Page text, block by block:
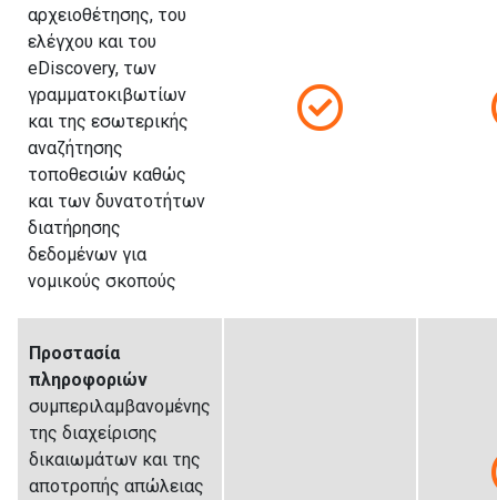
αρχειοθέτησης, του
ελέγχου και του
eDiscovery, των
γραμματοκιβωτίων
και της εσωτερικής
αναζήτησης
τοποθεσιών καθώς
και των δυνατοτήτων
διατήρησης
δεδομένων για
νομικούς σκοπούς
Προστασία
πληροφοριών
συμπεριλαμβανομένης
της διαχείρισης
δικαιωμάτων και της
αποτροπής απώλειας